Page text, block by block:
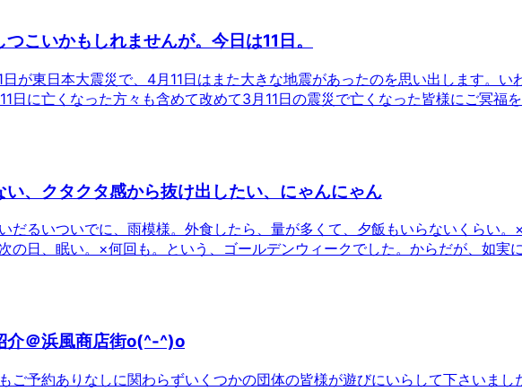
こいかもしれませんが。今日は11日。
が東日本大震災で、4月11日はまた大きな地震があったのを思い出します。い
日に亡くなった方々も含めて改めて3月11日の震災で亡くなった皆様にご冥福
、クタクタ感から抜け出したい、にゃんにゃん
だるいついでに、雨模様。外食したら、量が多くて、夕飯もいらないくらい。
の日、眠い。×何回も。という、ゴールデンウィークでした。からだが、如実
介＠浜風商店街o(^-^)o
ご予約ありなしに関わらずいくつかの団体の皆様が遊びにいらして下さいまし